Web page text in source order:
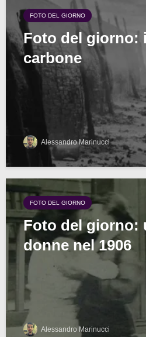
FOTO DEL GIORNO
Foto del giorno:
carbone
Alessandro Marinucci
FOTO DEL GIORNO
Foto del giorno:
donne nel 1906
Alessandro Marinucci